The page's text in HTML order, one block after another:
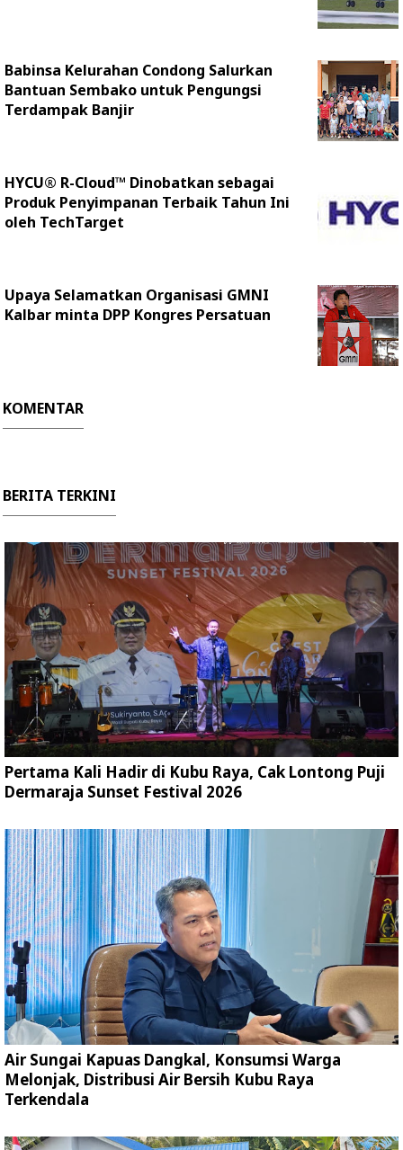
Babinsa Kelurahan Condong Salurkan
Bantuan Sembako untuk Pengungsi
Terdampak Banjir
HYCU® R-Cloud™ Dinobatkan sebagai
Produk Penyimpanan Terbaik Tahun Ini
oleh TechTarget
Upaya Selamatkan Organisasi GMNI
Kalbar minta DPP Kongres Persatuan
KOMENTAR
BERITA TERKINI
Pertama Kali Hadir di Kubu Raya, Cak Lontong Puji
Dermaraja Sunset Festival 2026
Air Sungai Kapuas Dangkal, Konsumsi Warga
Melonjak, Distribusi Air Bersih Kubu Raya
Terkendala